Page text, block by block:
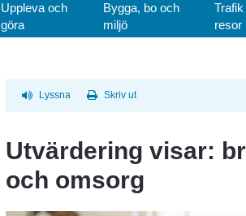
Uppleva och
göra
Bygga, bo och
miljö
resor
Lyssna Skriv ut
Utvärdering visar:
och omsorg